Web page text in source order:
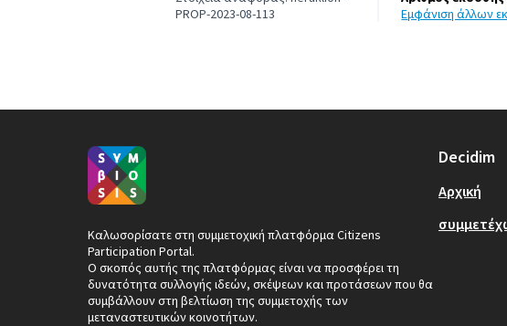
PROP-2023-08-113
εμφάνιση άλλων
Καλωσορίσατε στη συμμετοχική πλατφόρμα Citizens
Participation Portal.
Ο σκοπός αυτής της πλατφόρμας είναι να προσφέρει τη
δυνατότητα συλλογής ιδεών, σκέψεων και προτάσεων που θα
συμβάλλουν στη βελτίωση της συμμετοχής των
μεταναστευτικών κοινοτήτων.
Decidim
Αρχική